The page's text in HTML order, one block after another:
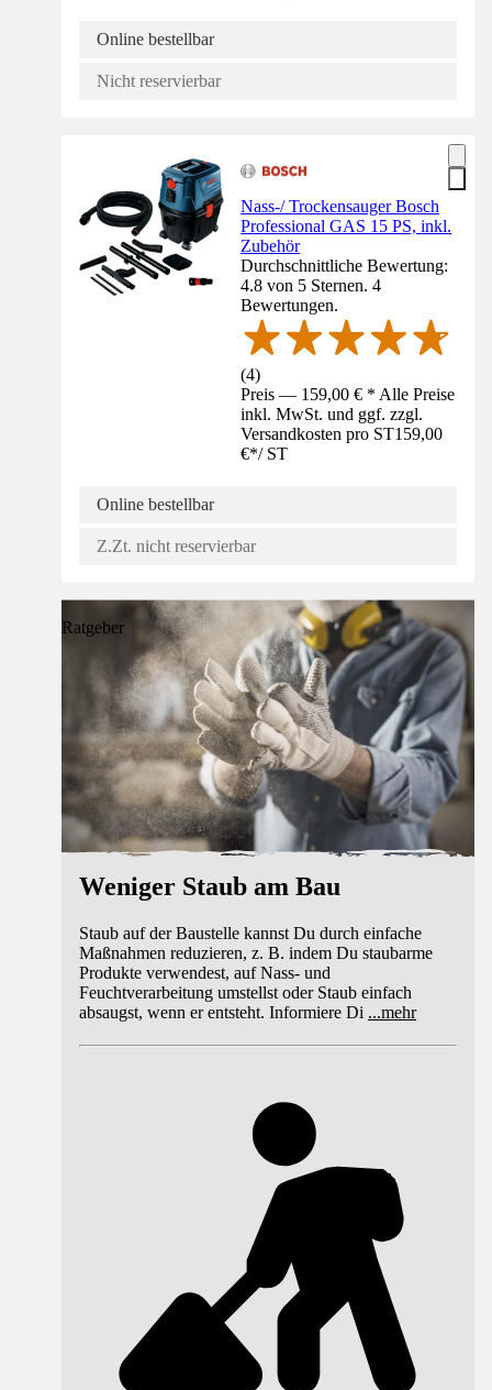
Online bestellbar
Nicht reservierbar
Nass-/ Trockensauger Bosch
Professional GAS 15 PS, inkl.
Zubehör
Durchschnittliche Bewertung:
4.8 von 5 Sternen. 4
Bewertungen.
(4)
Preis — 159,00 € * Alle Preise
inkl. MwSt. und ggf. zzgl.
Versandkosten pro ST159,00
€*/ ST
Online bestellbar
Z.Zt. nicht reservierbar
Ratgeber
Weniger Staub am Bau
Staub auf der Baustelle kannst Du durch einfache
Maßnahmen reduzieren, z. B. indem Du staubarme
Produkte verwendest, auf Nass- und
Feuchtverarbeitung umstellst oder Staub einfach
absaugst, wenn er entsteht. Informiere Di ...mehr